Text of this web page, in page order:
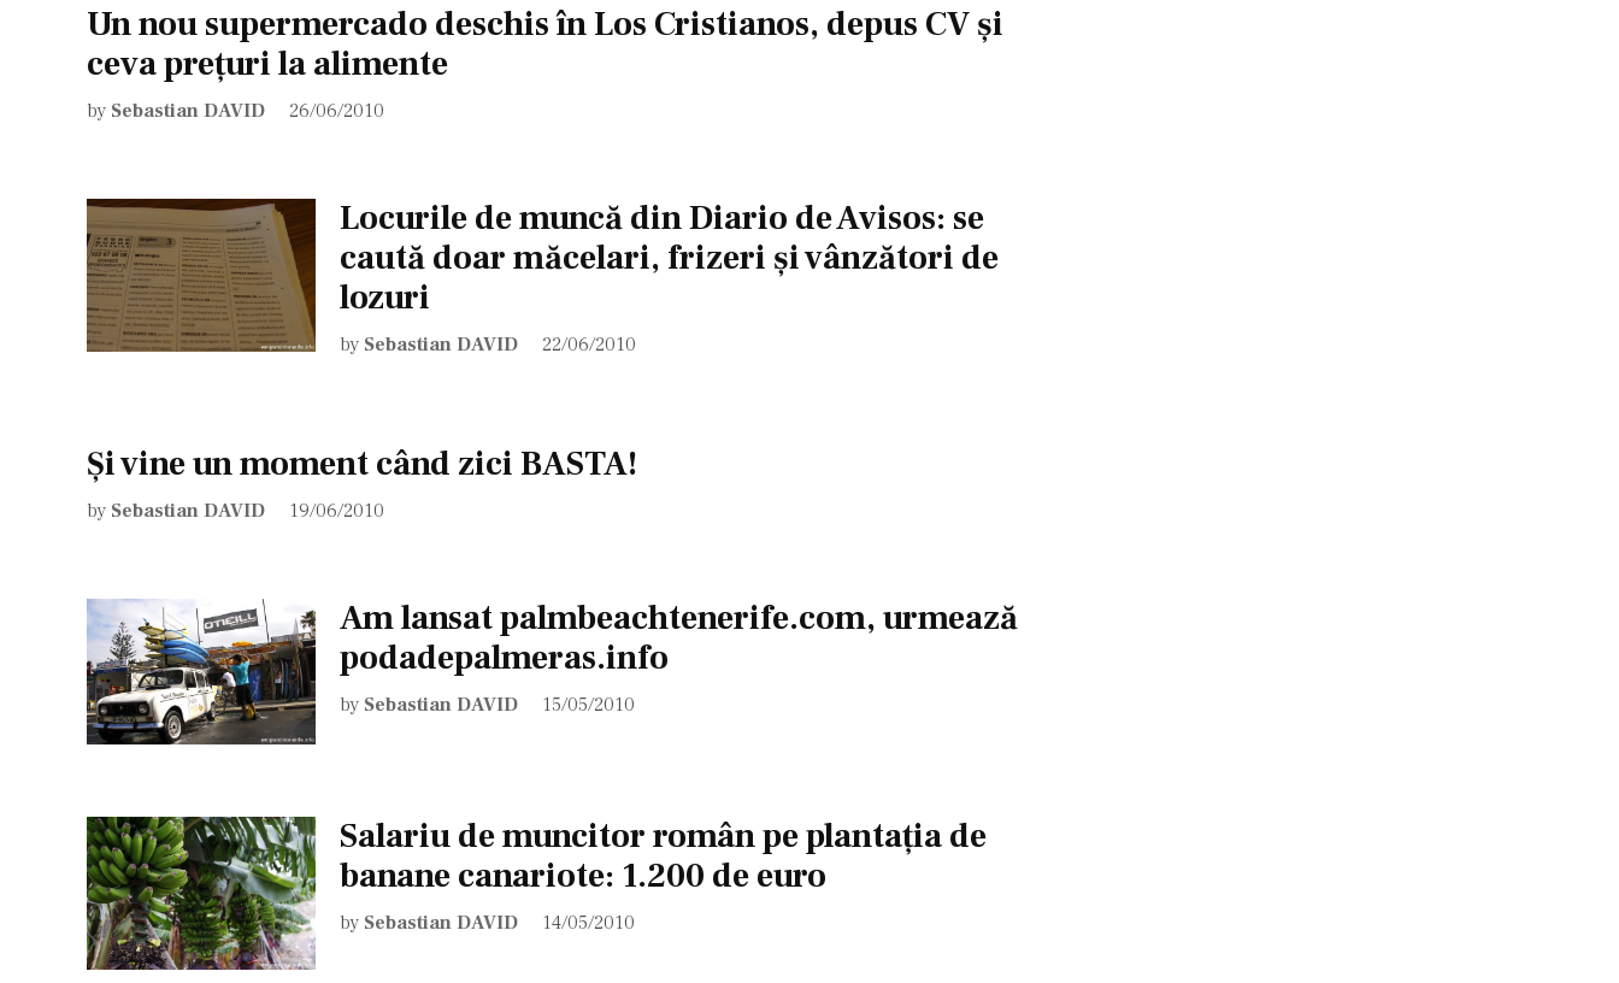
Un nou supermercado deschis în Los Cristianos, depus CV şi
ceva preţuri la alimente
by Sebastian DAVID 26/06/2010
Locurile de muncă din Diario de Avisos: se
caută doar măcelari, frizeri şi vânzători de
lozuri
by Sebastian DAVID 22/06/2010
Şi vine un moment când zici BASTA!
by Sebastian DAVID 19/06/2010
Am lansat palmbeachtenerife.com, urmează
podadepalmeras.info
by Sebastian DAVID 15/05/2010
Salariu de muncitor român pe plantaţia de
banane canariote: 1.200 de euro
by Sebastian DAVID 14/05/2010